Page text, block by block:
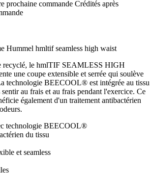
prochaine commande Crédités après
Hummel hmltif seamless high waist
recyclé, le hmlTIF SEAMLESS HIGH
une coupe extensible et serrée qui soulève
technologie BEECOOL® est intégrée au tissu
au frais et au frais pendant l'exercice. Ce
également d'un traitement antibactérien
technologie BEECOOL®
du tissu
et seamless